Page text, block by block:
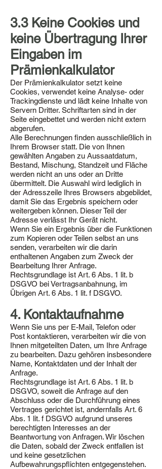
3.3 Keine Cookies und
keine Übertragung Ihrer
Eingaben im
Prämienkalkulator
Der Prämienkalkulator setzt keine
Cookies, verwendet keine Analyse- oder
Trackingdienste und lädt keine Inhalte von
Servern Dritter. Schriftarten sind in der
Seite eingebettet und werden nicht extern
abgerufen.
Alle Berechnungen finden ausschließlich in
Ihrem Browser statt. Die von Ihnen
gewählten Angaben zu Aussaatdatum,
Bestand, Mischung, Standzeit und Fläche
werden nicht an uns oder an Dritte
übermittelt. Die Auswahl wird lediglich in
der Adresszeile Ihres Browsers abgebildet,
damit Sie das Ergebnis speichern oder
weitergeben können. Dieser Teil der
Adresse verlässt Ihr Gerät nicht.
Wenn Sie ein Ergebnis über die Funktionen
zum Kopieren oder Teilen selbst an uns
senden, verarbeiten wir die darin
enthaltenen Angaben zum Zweck der
Bearbeitung Ihrer Anfrage.
Rechtsgrundlage ist Art. 6 Abs. 1 lit. b
DSGVO bei Vertragsanbahnung, im
Übrigen Art. 6 Abs. 1 lit. f DSGVO.
4. Kontaktaufnahme
Wenn Sie uns per E-Mail, Telefon oder
Post kontaktieren, verarbeiten wir die von
Ihnen mitgeteilten Daten, um Ihre Anfrage
zu bearbeiten. Dazu gehören insbesondere
Name, Kontaktdaten und der Inhalt der
Anfrage.
Rechtsgrundlage ist Art. 6 Abs. 1 lit. b
DSGVO, soweit die Anfrage auf den
Abschluss oder die Durchführung eines
Vertrages gerichtet ist, andernfalls Art. 6
Abs. 1 lit. f DSGVO aufgrund unseres
berechtigten Interesses an der
Beantwortung von Anfragen. Wir löschen
die Daten, sobald der Zweck entfallen ist
und keine gesetzlichen
Aufbewahrungspflichten entgegenstehen.